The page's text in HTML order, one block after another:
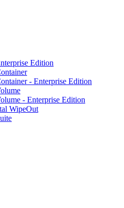
Edition
- Enterprise Edition
- Enterprise Edition
WipeOut